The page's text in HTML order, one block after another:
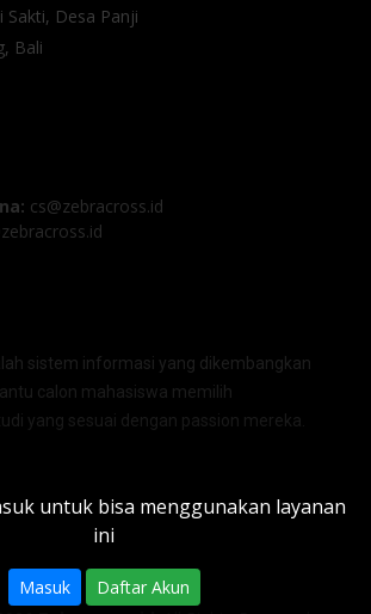
untuk bisa menggunakan layanan
ini
Masuk Daftar Akun
Sakti, Desa Panji
Bali
cs@zebracross.id
sistem informasi yang dikembangkan
calon mahasiswa memilih
yang sesuai dengan passion mereka.